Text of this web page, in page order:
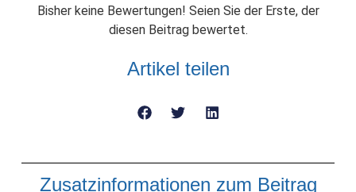
Bisher keine Bewertungen! Seien Sie der Erste, der
diesen Beitrag bewertet.
Artikel teilen
Zusatzinformationen zum Beitrag